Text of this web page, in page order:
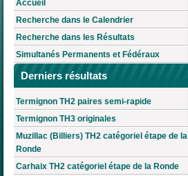
Accueil
Recherche dans le Calendrier
Recherche dans les Résultats
Simultanés Permanents et Fédéraux
Derniers résultats
Termignon TH2 paires semi-rapide
Termignon TH3 originales
Muzillac (Billiers) TH2 catégoriel étape de la
Ronde
Carhaix TH2 catégoriel étape de la Ronde